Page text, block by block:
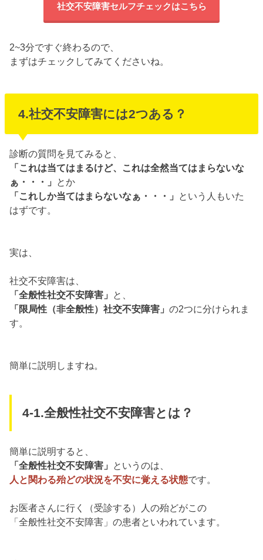
社交不安障害セルフチェックはこちら
2~3分ですぐ終わるので、
まずはチェックしてみてくださいね。
4.社交不安障害には2つある？
診断の質問を見てみると、
「これは当てはまるけど、これは全然当てはまらないな
ぁ・・・」 とか
「これしか当てはまらないなぁ・・・」 という人もいた
はずです。
実は、
社交不安障害は、
「全般性社交不安障害」 と、
「限局性（非全般性）社交不安障害」の2つに分けられま
す。
簡単に説明しますね。
4-1.全般性社交不安障害とは？
簡単に説明すると、
「全般性社交不安障害」 というのは、
人と関わる殆どの状況を不安に覚える状態です。
お医者さんに行く（受診する）人の殆どがこの
「全般性社交不安障害」の患者といわれています。